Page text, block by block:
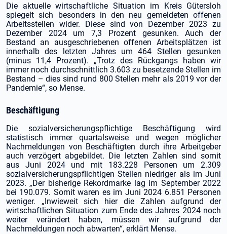
Die aktuelle wirtschaftliche Situation im Kreis Gütersloh
spiegelt sich besonders in den neu gemeldeten offenen
Arbeitsstellen wider. Diese sind von Dezember 2023 zu
Dezember 2024 um 7,3 Prozent gesunken. Auch der
Bestand an ausgeschriebenen offenen Arbeitsplätzen ist
innerhalb des letzten Jahres um 464 Stellen gesunken
(minus 11,4 Prozent). „Trotz des Rückgangs haben wir
immer noch durchschnittlich 3.603 zu besetzende Stellen im
Bestand – dies sind rund 800 Stellen mehr als 2019 vor der
Pandemie“, so Mense.
Beschäftigung
Die sozialversicherungspflichtige Beschäftigung wird
statistisch immer quartalsweise und wegen möglicher
Nachmeldungen von Beschäftigten durch ihre Arbeitgeber
auch verzögert abgebildet. Die letzten Zahlen sind somit
aus Juni 2024 und mit 183.228 Personen um 2.309
sozialversicherungspflichtigen Stellen niedriger als im Juni
2023. „Der bisherige Rekordmarke lag im September 2022
bei 190.079. Somit waren es im Juni 2024 6.851 Personen
weniger. „Inwieweit sich hier die Zahlen aufgrund der
wirtschaftlichen Situation zum Ende des Jahres 2024 noch
weiter verändert haben, müssen wir aufgrund der
Nachmeldungen noch abwarten“, erklärt Mense.